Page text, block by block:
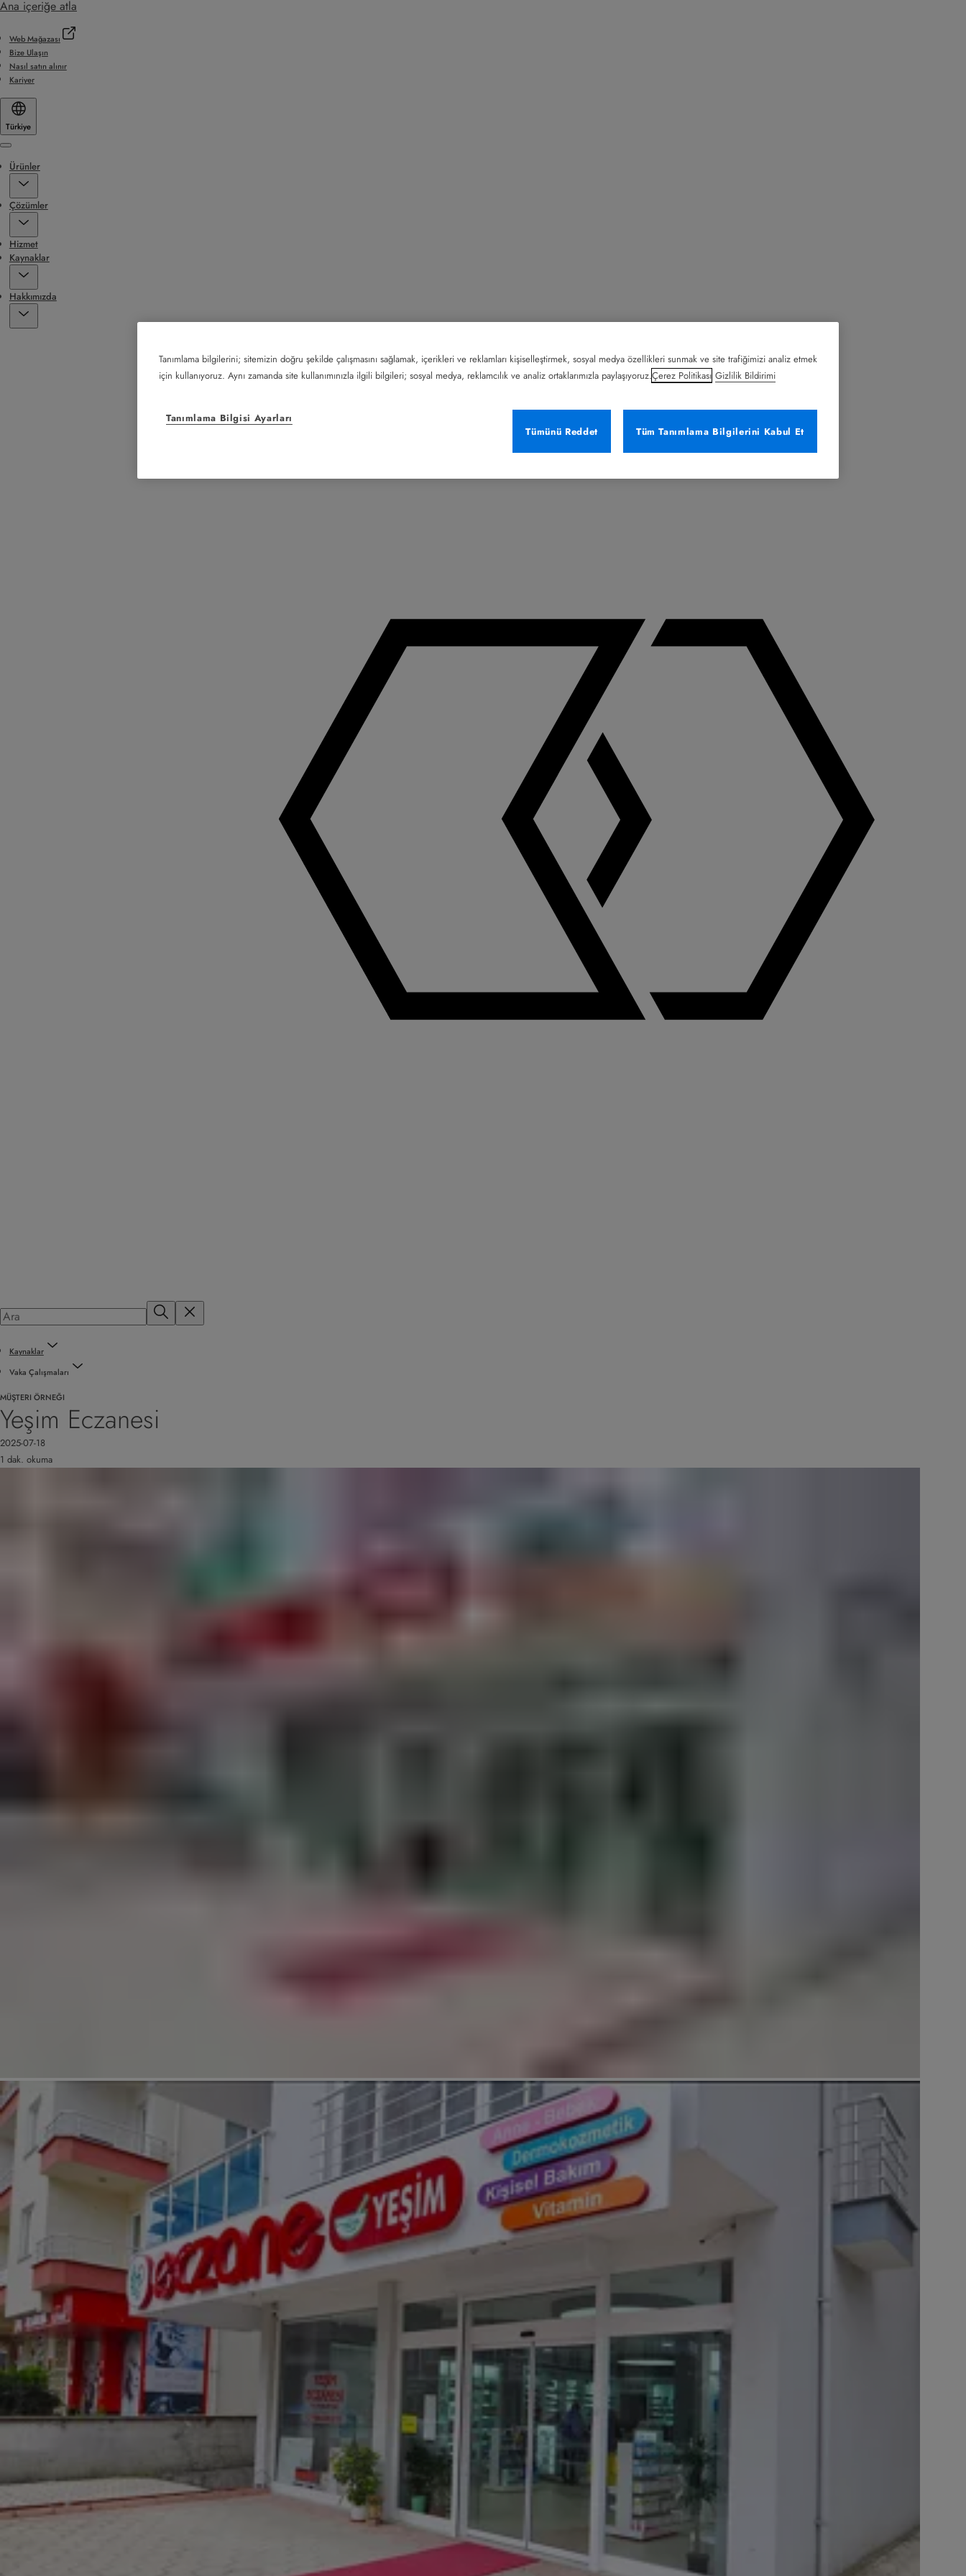
Ana içeriğe atla
Web Mağazası
Bize Ulaşın
Nasıl satın alınır
Kariyer
Türkiye
Menu
Ürünler
Çözümler
Hizmet
Kaynaklar
Hakkımızda
Kaynaklar
Vaka Çalışmaları
MÜŞTERI ÖRNEĞI
Yeşim Eczanesi
2025-07-18
1 dak. okuma
Tanımlama bilgilerini; sitemizin doğru şekilde çalışmasını sağlamak, içerikleri ve reklamları kişiselleştirmek, sosyal medya özellikleri sunmak ve site trafiğimizi analiz etmek
için kullanıyoruz. Aynı zamanda site kullanımınızla ilgili bilgileri; sosyal medya, reklamcılık ve analiz ortaklarımızla paylaşıyoruz.Çerez Politikası Gizlilik Bildirimi
Tanımlama Bilgisi Ayarları
Tümünü Reddet
Tüm Tanımlama Bilgilerini Kabul Et